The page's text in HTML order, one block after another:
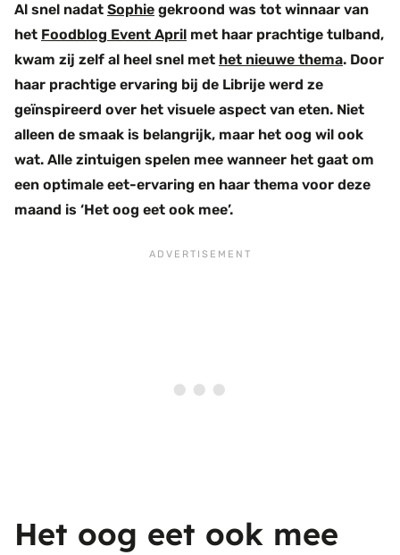
Al snel nadat Sophie gekroond was tot winnaar van
het Foodblog Event April met haar prachtige tulband,
kwam zij zelf al heel snel met het nieuwe thema. Door
haar prachtige ervaring bij de Librije werd ze
geïnspireerd over het visuele aspect van eten. Niet
alleen de smaak is belangrijk, maar het oog wil ook
wat. Alle zintuigen spelen mee wanneer het gaat om
een optimale eet-ervaring en haar thema voor deze
maand is ‘Het oog eet ook mee’.
Het oog eet ook mee